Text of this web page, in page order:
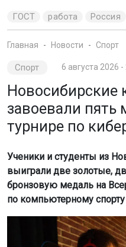
по компьютерному
Как сообщили в
регионов России.
дисциплинах